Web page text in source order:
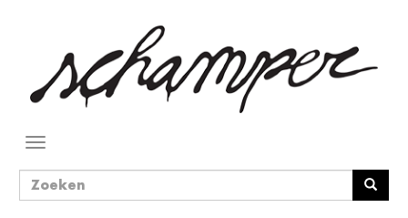
inhoud
Navigatie
Zoekveld